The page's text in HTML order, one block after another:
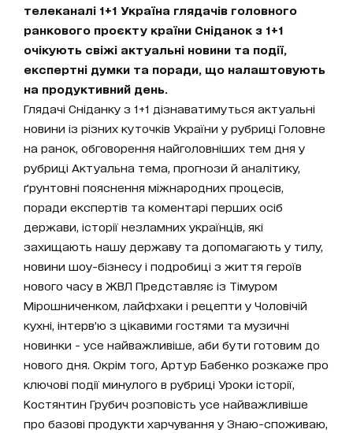
телеканалі 1+1 Україна глядачів головного
ранкового проєкту країни Сніданок з 1+1
очікують свіжі актуальні новини та події,
експертні думки та поради, що налаштовують
на продуктивний день.
Глядачі Сніданку з 1+1 дізнаватимуться актуальні
новини із різних куточків України у рубриці Головне
на ранок, обговорення найголовніших тем дня у
рубриці Актуальна тема, прогнози й аналітику,
ґрунтовні пояснення міжнародних процесів,
поради експертів та коментарі перших осіб
держави, історії незламних українців, які
захищають нашу державу та допомагають у тилу,
новини шоу-бізнесу і подробиці з життя героїв
нового часу в ЖВЛ Представляє із Тімуром
Мірошниченком, лайфхаки і рецепти у Чоловічій
кухні, інтерв’ю з цікавими гостями та музичні
новинки - усе найважливіше, аби бути готовим до
нового дня. Окрім того, Артур Бабенко розкаже про
ключові події минулого в рубриці Уроки історії,
Костянтин Грубич розповість усе найважливіше
про базові продукти харчування у Знаю-споживаю,